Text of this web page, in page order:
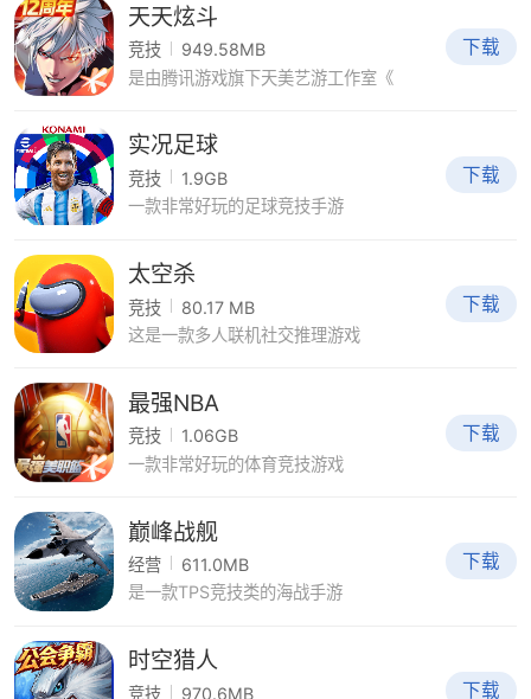
天天炫斗
竞技
949.58MB
是由腾讯游戏旗下天美艺游工作室《
下载
实况足球
竞技
1.9GB
一款非常好玩的足球竞技手游
下载
太空杀
竞技
80.17 MB
这是一款多人联机社交推理游戏
下载
最强NBA
竞技
1.06GB
一款非常好玩的体育竞技游戏
下载
巅峰战舰
经营
611.0MB
是一款TPS竞技类的海战手游
下载
时空猎人
竞技
970.6MB
下载